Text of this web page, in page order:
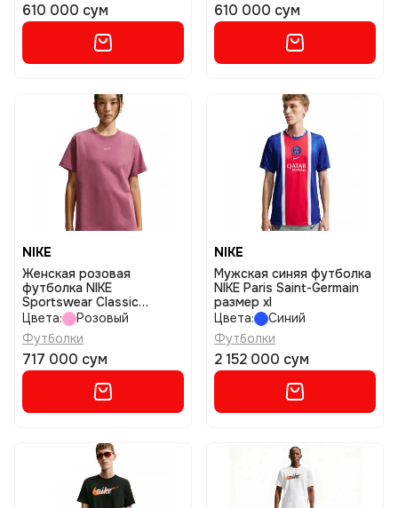
610 000 сум 610 000 сум
NIKE
Женская розовая
футболка NIKE
Sportswear Classic
размер m
Цвета:
Розовый
Футболки
717 000 сум
NIKE
Мужская синяя футболка
NIKE Paris Saint-Germain
размер xl
Цвета:
Синий
Футболки
2 152 000 сум